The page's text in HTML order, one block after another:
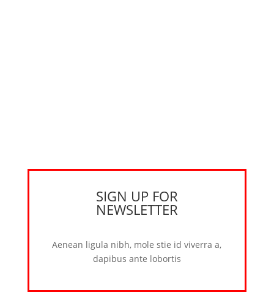
SIGN UP FOR
NEWSLETTER
Aenean ligula nibh, mole stie id viverra a,
dapibus ante lobortis